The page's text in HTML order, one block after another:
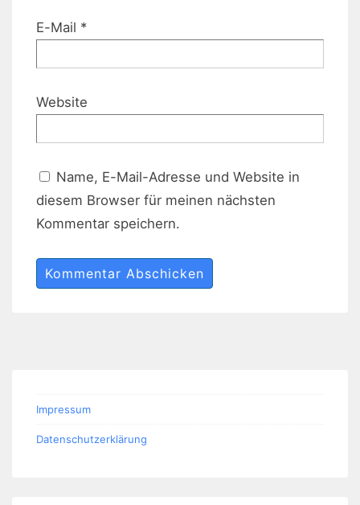
E-Mail *
Website
Name, E-Mail-Adresse und Website in
diesem Browser für meinen nächsten
Kommentar speichern.
Impressum
Datenschutzerklärung